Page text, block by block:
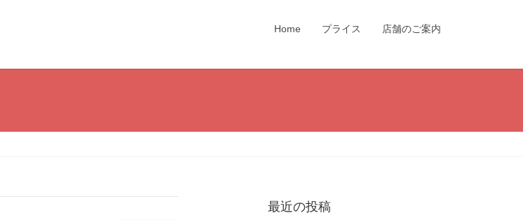
Home プライス 店舗のご案内
最近の投稿